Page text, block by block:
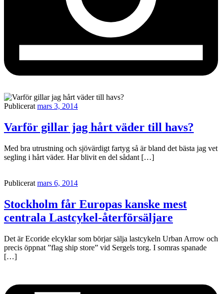
Publicerat mars 3, 2014
Varför gillar jag hårt väder till havs?
Med bra utrustning och sjövärdigt fartyg så är bland det bästa jag vet
segling i hårt väder. Har blivit en del sådant […]
Publicerat mars 6, 2014
Stockholm får Europas kanske mest
centrala Lastcykel-återförsäljare
Det är Ecoride elcyklar som börjar sälja lastcykeln Urban Arrow och
precis öppnat ”flag ship store” vid Sergels torg. I somras spanade
[…]